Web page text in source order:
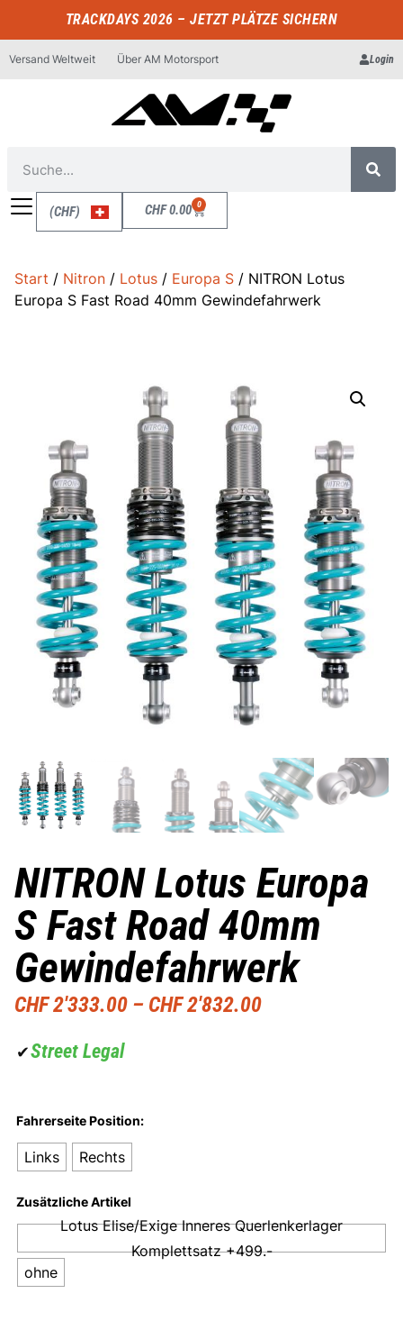
TRACKDAYS 2026 – JETZT PLÄTZE SICHERN
Versand Weltweit Über AM Motorsport Login
(CHF) CHF0.00 0
Start / Nitron / Lotus / Europa S / NITRON Lotus
Europa S Fast Road 40mm Gewindefahrwerk
NITRON Lotus Europa
S Fast Road 40mm
Gewindefahrwerk
CHF2'333.00 – CHF2'832.00
✔Street Legal
Fahrerseite Position:
Links Rechts
Zusätzliche Artikel
Lotus Elise/Exige Inneres Querlenkerlager
Komplettsatz +499.-
ohne